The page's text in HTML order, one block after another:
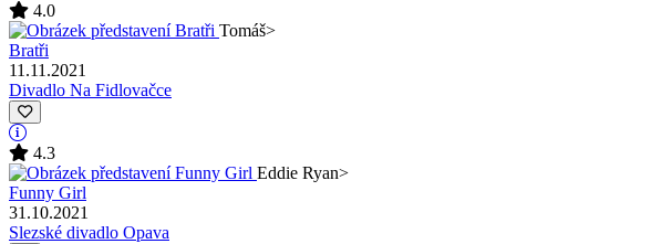
4.0
Tomáš>
Bratři
11.11.2021
Divadlo Na Fidlovačce
4.3
Eddie Ryan>
Funny Girl
31.10.2021
Slezské divadlo Opava